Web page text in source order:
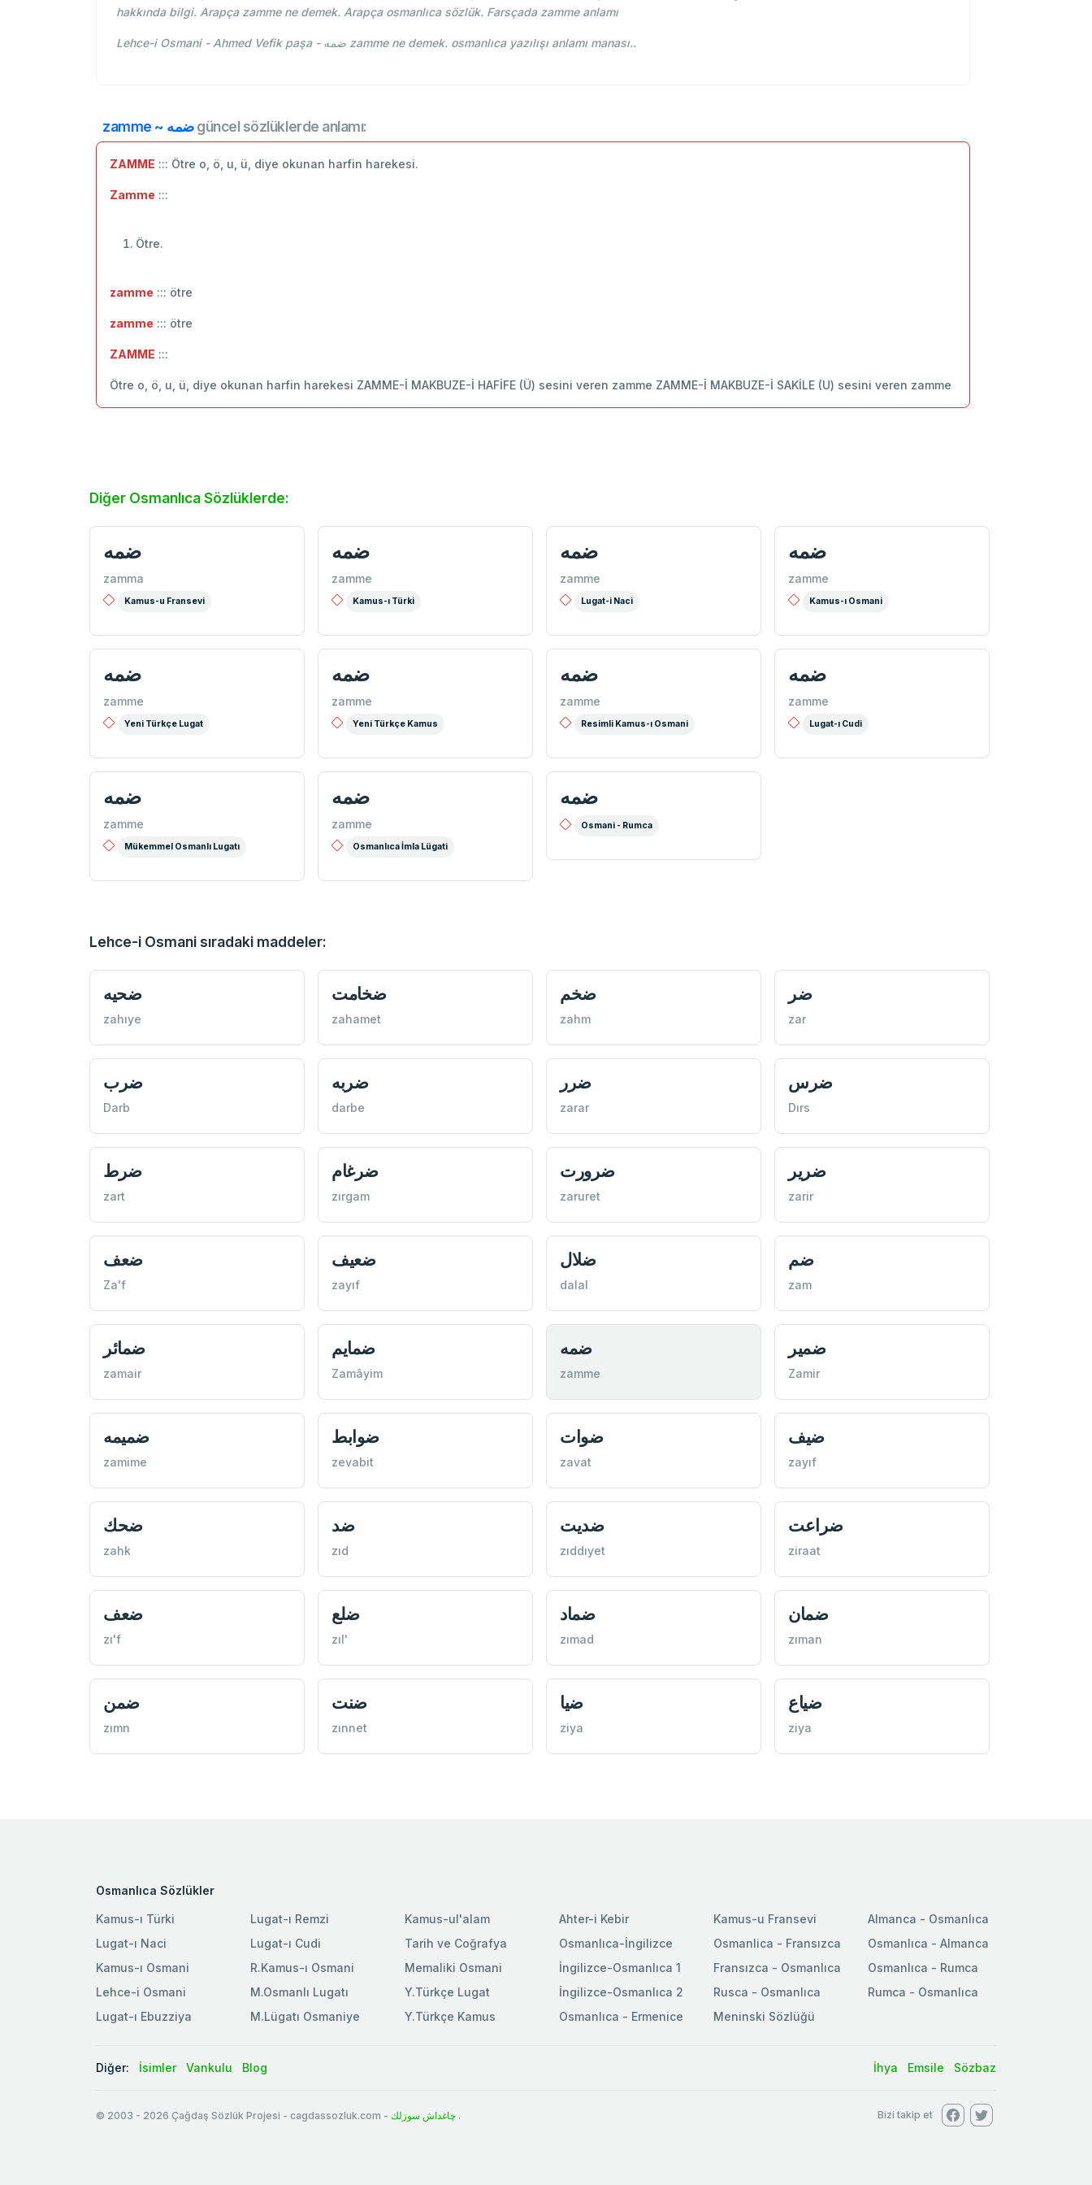
hakkında bilgi. Arapça zamme ne demek. Arapça osmanlıca sözlük. Farsçada zamme anlamı
Lehce-i Osmani - Ahmed Vefik paşa - ضمه zamme ne demek. osmanlıca yazılışı anlamı manası..
zamme ~ ضمهgüncel sözlüklerde anlamı:
ZAMME ::: Ötre o, ö, u, ü, diye okunan harfin harekesi.
Zamme :::
Ötre.
zamme ::: ötre
zamme ::: ‬ötre
ZAMME :::
Ötre o, ö, u, ü, diye okunan harfin harekesi ZAMME-İ MAKBUZE-İ HAFİFE (Ü) sesini veren zamme ZAMME-İ MAKBUZE-İ SAKİLE (U) sesini veren zamme
Diğer Osmanlıca Sözlüklerde:
ضمه
zamma
Kamus-u Fransevi
ضمه
zamme
Kamus-ı Türki
ضمه
zamme
Lugat-i Naci
ضمه
zamme
Kamus-ı Osmani
ضمه
zamme
Yeni Türkçe Lugat
ضمه
zamme
Yeni Türkçe Kamus
ضمه
zamme
Resimli Kamus-ı Osmani
ضمه
zamme
Lugat-ı Cudi
ضمه
zamme
Mükemmel Osmanlı Lugatı
ضمه‌
zamme
Osmanlıca İmla Lügati
ضمه
Osmani - Rumca
Lehce-i Osmani sıradaki maddeler:
ضحيه
zahıye
ضخامت
zahamet
ضخم
zahm
ضر
zar
ضرب
Darb
ضربه
darbe
ضرر
zarar
ضرس
Dırs
ضرط
zart
ضرغام
zırgam
ضرورت
zaruret
ضرير
zarir
ضعف
Za'f
ضعيف
zayıf
ضلال
dalal
ضم
zam
ضمائر
zamair
ضمايم
Zamâyim
ضمه
zamme
ضمير
Zamir
ضميمه
zamime
ضوابط
zevabit
ضوات
zavat
ضيف
zayıf
ضحك
zahk
ضد
zıd
ضديت
zıddıyet
ضراعت
ziraat
ضعف
zı'f
ضلع
zıl'
ضماد
zımad
ضمان
zıman
ضمن
zımn
ضنت
zınnet
ضيا
ziya
ضياع
ziya
Osmanlıca Sözlükler
Kamus-ı Türki
Lugat-ı Naci
Kamus-ı Osmani
Lehce-i Osmani
Lugat-ı Ebuzziya
Lugat-ı Remzi
Lugat-ı Cudi
R.Kamus-ı Osmani
M.Osmanlı Lugatı
M.Lügatı Osmaniye
Kamus-ul'alam
Tarih ve Coğrafya
Memaliki Osmani
Y.Türkçe Lugat
Y.Türkçe Kamus
Ahter-i Kebir
Osmanlıca-İngilizce
İngilizce-Osmanlıca 1
İngilizce-Osmanlıca 2
Osmanlıca - Ermenice
Kamus-u Fransevi
Osmanlica - Fransızca
Fransızca - Osmanlıca
Rusca - Osmanlıca
Meninski Sözlüğü
Almanca - Osmanlıca
Osmanlıca - Almanca
Osmanlıca - Rumca
Rumca - Osmanlıca
Diğer: İsimler Vankulu Blog İhya Emsile Sözbaz
© 2003 - 2026 Çağdaş Sözlük Projesi - cagdassozluk.com - چاغداش سوزلك . Bizi takip et